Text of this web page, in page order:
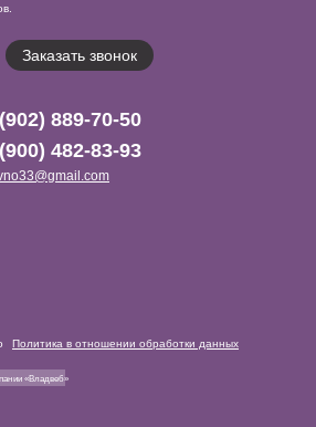
Заказать звонок
889-70-50
482-83-93
Политика в отношении обработки данных